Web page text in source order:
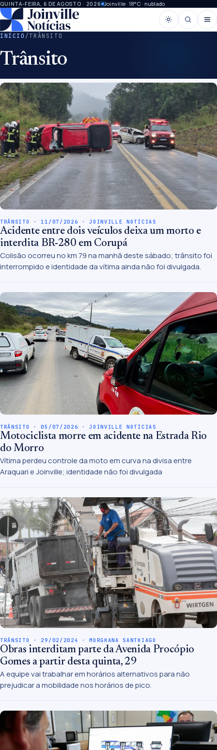
QUINTA-FEIRA, 6 DE AGOSTO · 2026 Joinville · 18°C · nublado
INÍCIO / TRÂNSITO
Trânsito
TRÂNSITO · 11/07/2026 · JOINVILLE NOTÍCIAS
Acidente entre dois veículos deixa um morto e
interdita BR-280 em Corupá
Colisão ocorreu no km 79 na manhã deste sábado; trânsito foi
interrompido e identidade da vítima ainda não foi divulgada.
TRÂNSITO · 05/07/2026 · JOINVILLE NOTÍCIAS
Motociclista morre em acidente na Estrada Rio
do Morro
Vítima perdeu controle da moto em curva na divisa entre
Araquari e Joinville; identidade não foi divulgada
TRÂNSITO · 29/02/2024 · MORGHANA SANTHIAGO
Obras interditam parte da Avenida Procópio
Gomes a partir desta quinta, 29
A equipe vai trabalhar em horários alternativos para não
prejudicar a mobilidade nos horários de pico.